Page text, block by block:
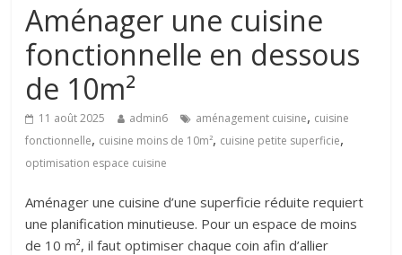
Aménager une cuisine
fonctionnelle en dessous
de 10m²
11 août 2025 admin6 aménagement cuisine, cuisine
fonctionnelle, cuisine moins de 10m², cuisine petite superficie,
optimisation espace cuisine
Aménager une cuisine d’une superficie réduite requiert
une planification minutieuse. Pour un espace de moins
de 10 m², il faut optimiser chaque coin afin d’allier